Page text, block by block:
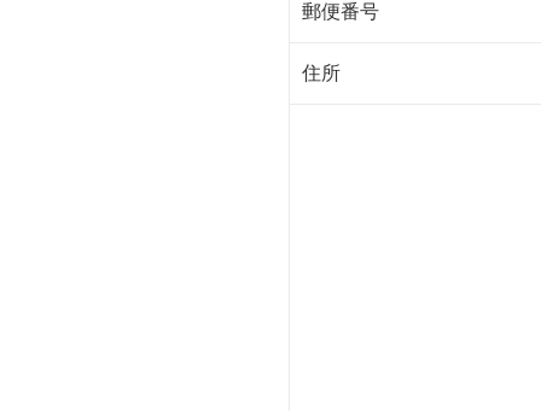
郵便番号
住所